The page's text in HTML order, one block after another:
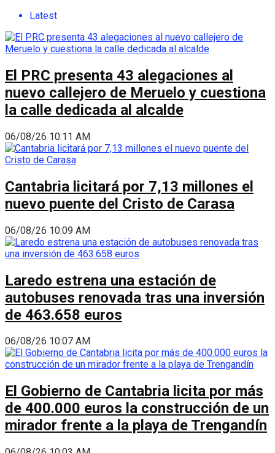
Latest
El PRC presenta 43 alegaciones al
nuevo callejero de Meruelo y cuestiona
la calle dedicada al alcalde
06/08/26 10:11 AM
Cantabria licitará por 7,13 millones el
nuevo puente del Cristo de Carasa
06/08/26 10:09 AM
Laredo estrena una estación de
autobuses renovada tras una inversión
de 463.658 euros
06/08/26 10:07 AM
El Gobierno de Cantabria licita por más
de 400.000 euros la construcción de un
mirador frente a la playa de Trengandín